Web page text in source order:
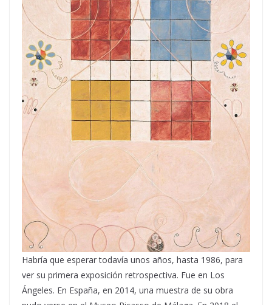
Habría que esperar todavía unos años, hasta 1986, para
ver su primera exposición retrospectiva. Fue en Los
Ángeles. En España, en 2014, una muestra de su obra